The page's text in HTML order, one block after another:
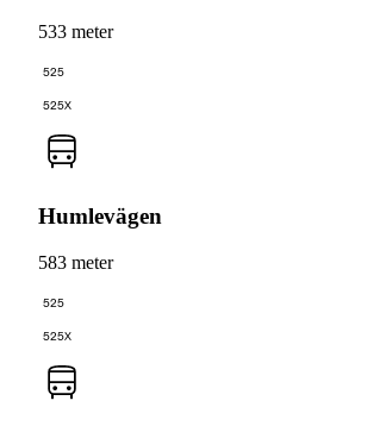
533 meter
525
525X
Humlevägen
583 meter
525
525X